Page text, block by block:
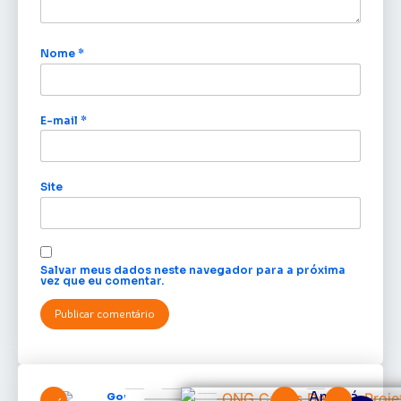
Nome *
E-mail *
Site
Salvar meus dados neste navegador para a próxima
vez que eu comentar.
Governo do